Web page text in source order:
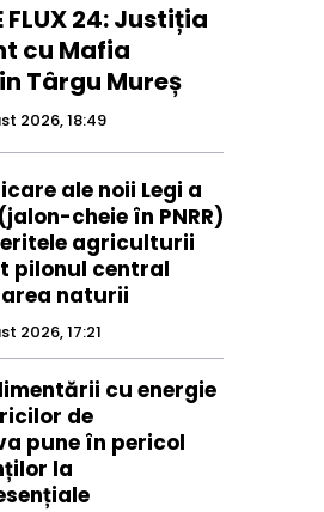
FLUX 24: Justiția
cu Mafia
Târgu Mureș
2026, 18:49
ale noii Legi a
cheie în PNRR)
agriculturii
pilonul central
naturii
2026, 17:21
cu energie
de
pune în pericol
la